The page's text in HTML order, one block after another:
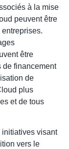
à la mise
peuvent être
être
de financement
de
plus
et de tous
initiatives visant
vers le